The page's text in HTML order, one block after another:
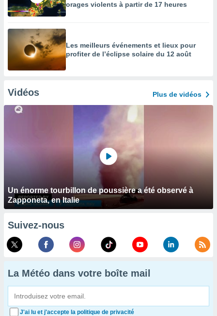
orages violents à partir de 17 heures
Les meilleurs événements et lieux pour
profiter de l’éclipse solaire du 12 août
Vidéos Plus de vidéos
Un énorme tourbillon de poussière a été observé à
Zapponeta, en Italie
Suivez-nous
La Météo dans votre boîte mail
J'ai lu et j'accepte la politique de privacité